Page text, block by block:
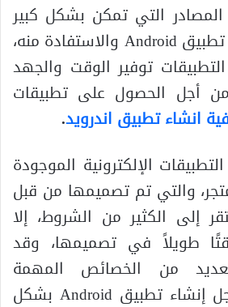
التي تمكن بشكل كبير
من إنشاء وتصميم تطبيق Android والاستفادة منه،
توفير الوقت والجهد
أجل الحصول على تطبيقات
انشاء تطبيق اندرويد.
الإلكترونية الموجودة
والتي تم تصميمها من قبل
إلى الكثير من الشروط، إلا
طويلاً في تصميمها، وقد
من الخصائص المهمة
والضرورية، ومن أجل إنشاء تطبيق Android بشكل